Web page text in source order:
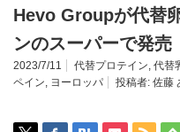
Hevo Groupが代替
ンのスーパーで発売
2023/7/11 代替プロテイン, 代替
ペイン, ヨーロッパ 投稿者: 佐藤